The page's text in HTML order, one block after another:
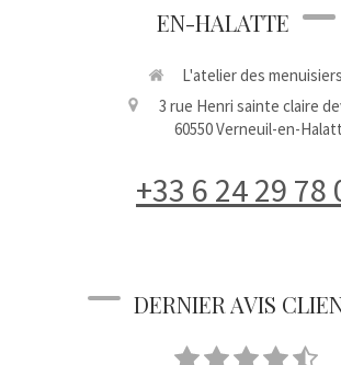
EN-HALATTE
L'atelier des menuisiers
3 rue Henri sainte claire
60550Verneuil-en-
+33 6 24 29 78
DERNIER AVIS